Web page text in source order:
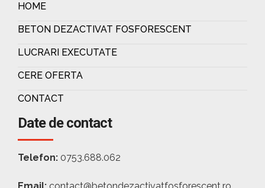
HOME
BETON DEZACTIVAT FOSFORESCENT
LUCRARI EXECUTATE
CERE OFERTA
CONTACT
Date de contact
Telefon: 0753.688.062